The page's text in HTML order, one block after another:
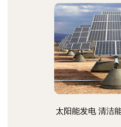
太阳能发电 清洁